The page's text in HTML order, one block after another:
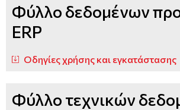
Φύλλο δεδομένων
ERP
Οδηγίες χρήσης και εγκατάστασης
Φύλλο τεχνικών